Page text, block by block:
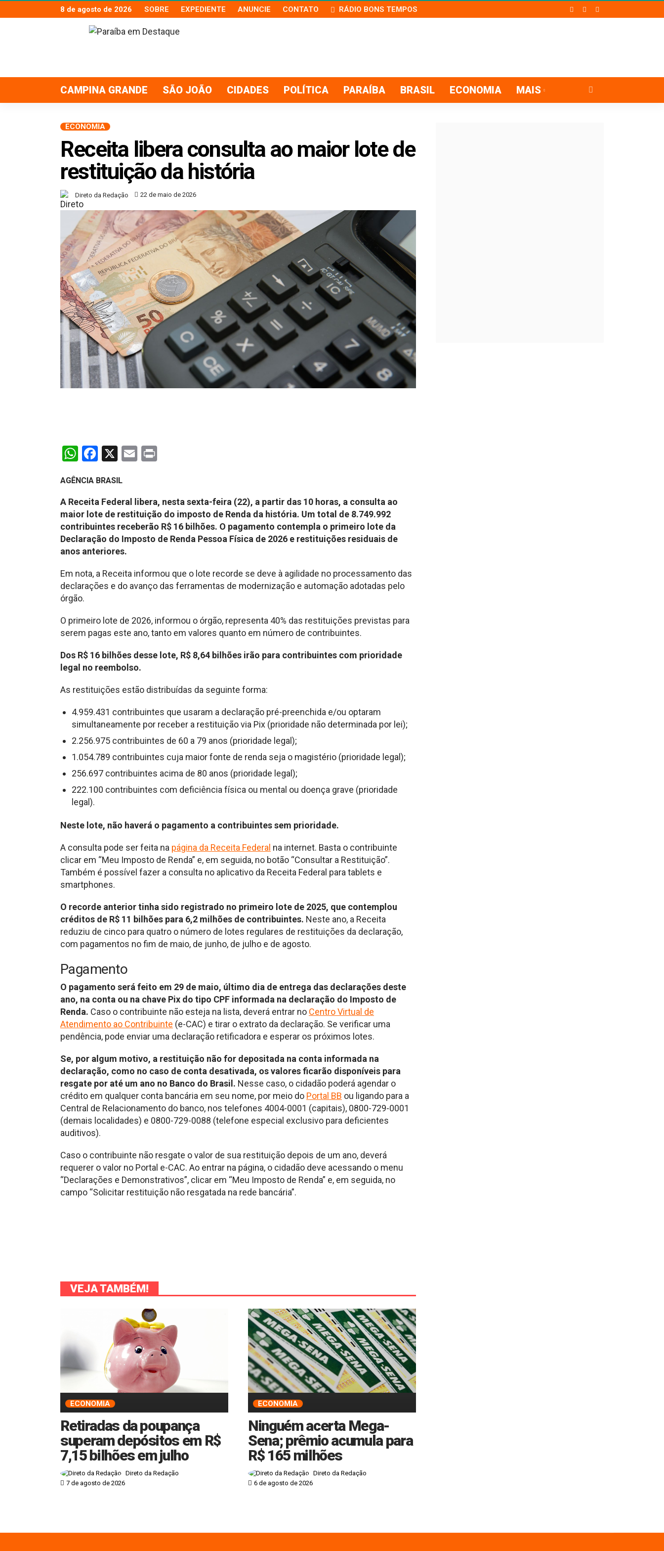
8 de agosto de 2026 SOBRE EXPEDIENTE ANUNCIE CONTATO RÁDIO BONS TEMPOS
CAMPINA GRANDE SÃO JOÃO CIDADES POLÍTICA PARAÍBA BRASIL ECONOMIA MAIS
ECONOMIA
Receita libera consulta ao maior lote de
restituição da história
Direto da Redação 22 de maio de 2026
WhatsApp
Facebook
X Email
AGÊNCIA BRASIL
A Receita Federal libera, nesta sexta-feira (22), a partir das 10 horas, a consulta ao
maior lote de restituição do imposto de Renda da história. Um total de 8.749.992
contribuintes receberão R$ 16 bilhões. O pagamento contempla o primeiro lote da
Declaração do Imposto de Renda Pessoa Física de 2026 e restituições residuais de
anos anteriores.
Em nota, a Receita informou que o lote recorde se deve à agilidade no processamento das
declarações e do avanço das ferramentas de modernização e automação adotadas pelo
órgão.
O primeiro lote de 2026, informou o órgão, representa 40% das restituições previstas para
serem pagas este ano, tanto em valores quanto em número de contribuintes.
Dos R$ 16 bilhões desse lote, R$ 8,64 bilhões irão para contribuintes com prioridade
legal no reembolso.
As restituições estão distribuídas da seguinte forma:
4.959.431 contribuintes que usaram a declaração pré-preenchida e/ou optaram
simultaneamente por receber a restituição via Pix (prioridade não determinada por lei);
2.256.975 contribuintes de 60 a 79 anos (prioridade legal);
1.054.789 contribuintes cuja maior fonte de renda seja o magistério (prioridade legal);
256.697 contribuintes acima de 80 anos (prioridade legal);
222.100 contribuintes com deficiência física ou mental ou doença grave (prioridade
legal).
Neste lote, não haverá o pagamento a contribuintes sem prioridade.
A consulta pode ser feita na página da Receita Federal na internet. Basta o contribuinte
clicar em “Meu Imposto de Renda” e, em seguida, no botão “Consultar a Restituição”.
Também é possível fazer a consulta no aplicativo da Receita Federal para tablets e
smartphones.
O recorde anterior tinha sido registrado no primeiro lote de 2025, que contemplou
créditos de R$ 11 bilhões para 6,2 milhões de contribuintes. Neste ano, a Receita
reduziu de cinco para quatro o número de lotes regulares de restituições da declaração,
com pagamentos no fim de maio, de junho, de julho e de agosto.
Pagamento
O pagamento será feito em 29 de maio, último dia de entrega das declarações deste
ano, na conta ou na chave Pix do tipo CPF informada na declaração do Imposto de
Renda. Caso o contribuinte não esteja na lista, deverá entrar no Centro Virtual de
Atendimento ao Contribuinte (e-CAC) e tirar o extrato da declaração. Se verificar uma
pendência, pode enviar uma declaração retificadora e esperar os próximos lotes.
Se, por algum motivo, a restituição não for depositada na conta informada na
declaração, como no caso de conta desativada, os valores ficarão disponíveis para
resgate por até um ano no Banco do Brasil. Nesse caso, o cidadão poderá agendar o
crédito em qualquer conta bancária em seu nome, por meio do Portal BB ou ligando para a
Central de Relacionamento do banco, nos telefones 4004-0001 (capitais), 0800-729-0001
(demais localidades) e 0800-729-0088 (telefone especial exclusivo para deficientes
auditivos).
Caso o contribuinte não resgate o valor de sua restituição depois de um ano, deverá
requerer o valor no Portal e-CAC. Ao entrar na página, o cidadão deve acessando o menu
“Declarações e Demonstrativos”, clicar em “Meu Imposto de Renda” e, em seguida, no
campo “Solicitar restituição não resgatada na rede bancária”.
VEJA TAMBÉM!
ECONOMIA
Retiradas da poupança
superam depósitos em R$
7,15 bilhões em julho
Direto da Redação
7 de agosto de 2026
ECONOMIA
Ninguém acerta Mega-
Sena; prêmio acumula para
R$ 165 milhões
Direto da Redação
6 de agosto de 2026